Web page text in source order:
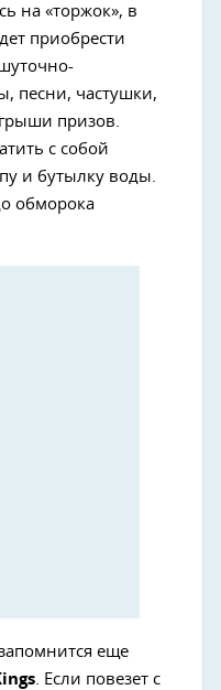
на «торжок», в
приобрести
песни, частушки,
призов.
с собой
и бутылку воды.
обморока
еще
. Если повезет с